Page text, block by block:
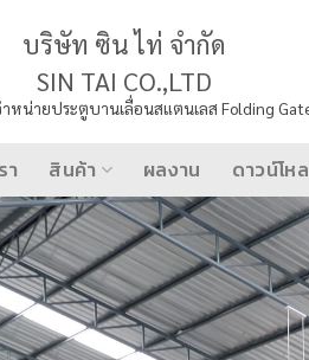
บริษัท ซิน ไท่ จำกัด
SIN TAI CO.,LTD
หน่ายประตูบานเลื่อนสแตนเลส Folding
า สินค้า ผลงาน ดาวน์โห